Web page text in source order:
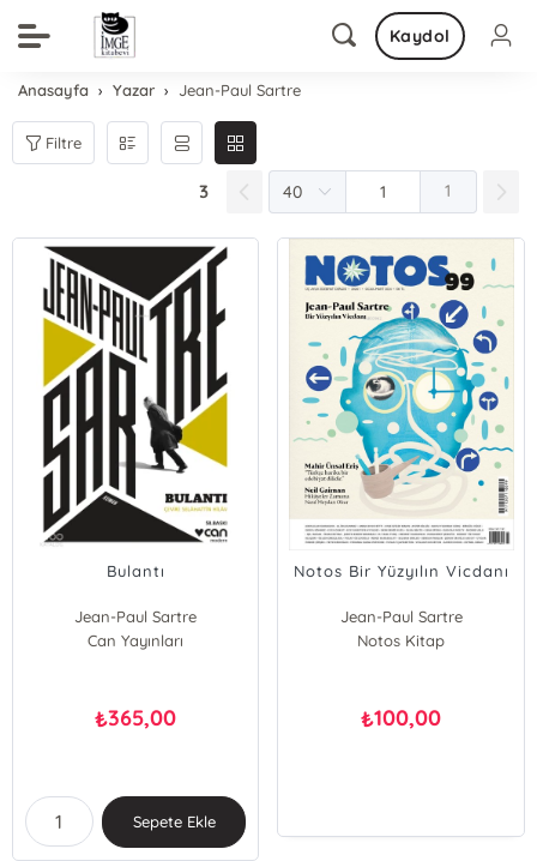
Kaydol
Anasayfa Yazar Jean-Paul Sartre
Filtre
3 1
Bulantı
Jean-Paul Sartre
Can Yayınları
₺365,00
Sepete Ekle
Notos Bir Yüzyılın Vicdanı
Jean-Paul Sartre
Notos Kitap
₺100,00